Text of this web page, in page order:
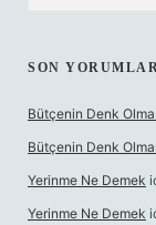
SON
Bütçenin Denk
Bütçenin Denk
Yerinme Ne Demek
Yerinme Ne Demek